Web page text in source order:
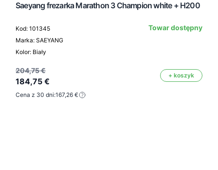
Saeyang frezarka Marathon 3 Champion white + H200
Kod: 101345
Marka: SAEYANG
Kolor: Biały
Towar dostępny
204,75 €
184,75 €
+ koszyk
Cena z 30 dni:167,26 €